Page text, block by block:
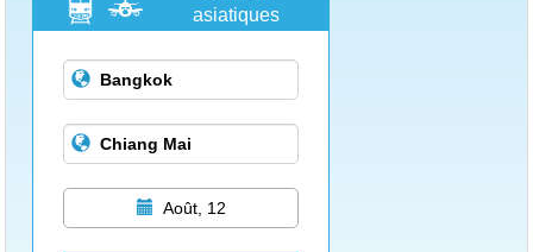
asiatiques
Août, 12